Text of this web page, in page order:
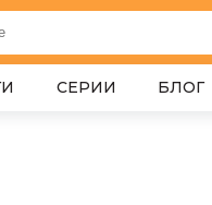
СЕРИИ БЛОГ